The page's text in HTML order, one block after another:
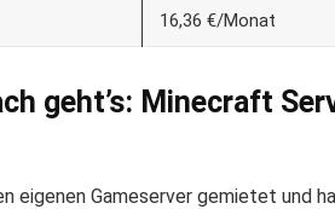
16,36 €/Monat
geht’s: Minecraft
eigenen Gameserver gemietet und